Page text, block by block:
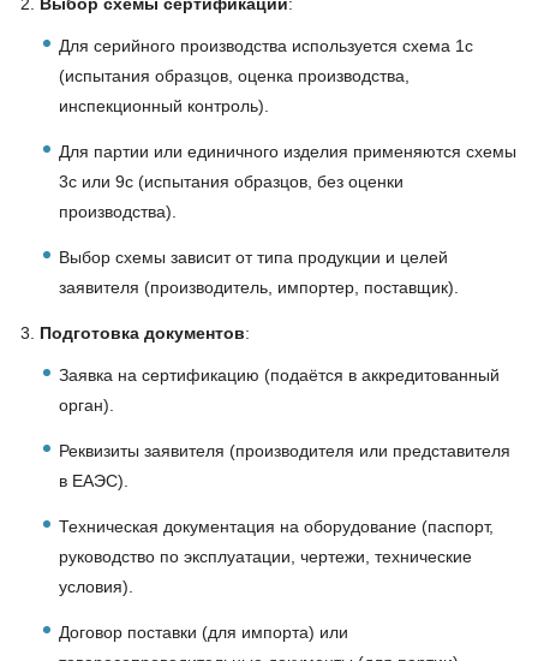
Для серийного производства используется схема 1с
(испытания образцов, оценка производства,
инспекционный контроль).
Для партии или единичного изделия применяются схемы
3с или 9с (испытания образцов, без оценки
производства).
Выбор схемы зависит от типа продукции и целей
заявителя (производитель, импортер, поставщик).
Подготовка документов:
Заявка на сертификацию (подаётся в аккредитованный
орган).
Реквизиты заявителя (производителя или представителя
в ЕАЭС).
Техническая документация на оборудование (паспорт,
руководство по эксплуатации, чертежи, технические
условия).
Договор поставки (для импорта) или